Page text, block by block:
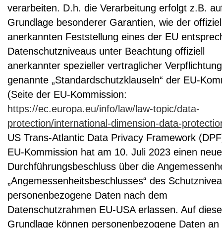
verarbeiten. D.h. die Verarbeitung erfolgt z.B.
Grundlage besonderer Garantien, wie der
anerkannten Feststellung eines der EU
Datenschutzniveaus unter Beachtung offiziell
anerkannter spezieller vertraglicher
genannte „Standardschutzklauseln“ der EU-
(Seite der EU-Kommission:
https://ec.europa.eu/info/law/law-topic/data-
protection/international-dimension-data-
US Trans-Atlantic Data Privacy Framework
EU-Kommission hat am 10. Juli 2023 einen
Durchführungsbeschluss über die
„Angemessenheitsbeschlusses“ des
personenbezogene Daten nach dem
Datenschutzrahmen EU-USA erlassen. Auf
Grundlage können personenbezogene Daten an